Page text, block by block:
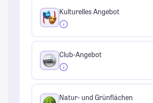
Kulturelles Angebot
Club-Angebot
Natur- und Grünflächen